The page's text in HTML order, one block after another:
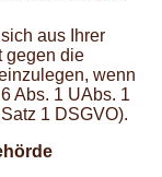
aus Ihrer
gegen die
wenn
Abs. 1 UAbs. 1
1 DSGVO).